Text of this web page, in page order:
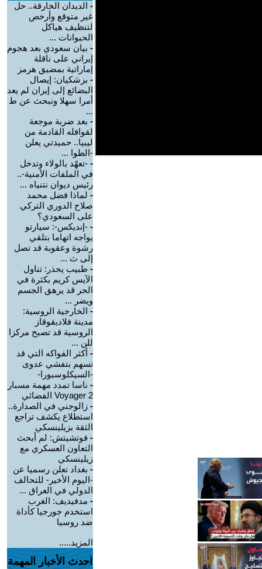
- الديدان الخارقة.. حل
غير متوقع وأرخص
لتنظيف هياكل
الحيوانات ...
- بيان سعودي بعد هجوم
إيراني على ناقلة
إماراتية بمضيق هرمز
- بزشكيان: إيصال
البضائع إلى إيران لم يعد
أمرا سهلا ونبحث عن ط
...
- بعد ضربة موجعة
لقوافله القادمة من
ليبيا.. حميدتي يعلن
-الطوا ...
- -تعهّد بالولاء وتدخل
في الملفات الأمنية-..
رئيس ديوان نتنياه ...
- لماذا فضل محمد
صلاح الدوري التركي
على السعودي؟
- -إنديكس-: سيارتو
يواجه اتهاما بتلقي
رشوة وعقوبة قد تصل
إلى ث ...
- طبيب يحذر: تناول
الآيس كريم بكثرة في
الحر قد يرهق الجسم
ويضر ...
- الخارجية الروسية:
مدينة فلاديقوقاز
الروسية قد تصبح مركزا
للن ...
- أكثر الفواكه التي قد
تسهم بتفشي عدوى
-السيكلوسبورا-
- ناسا تمدد مهمة مسبار
Voyager 2 الفضائي
- زالوجني في الصدارة..
استطلاع يكشف تراجع
الثقة بزيلينسكي
- فوتشيتش: لم أبحث
التعاون العسكري مع
زيلينسكي
- بغداد تعلن رسميا عن
-اليوم الأخير- للتحالف
الدولي في العراق ...
- مدفيديف: الغرب
استخدم جورجيا كأداة
ضد روسيا
المزيد.....
احدث الأخبار المهمة